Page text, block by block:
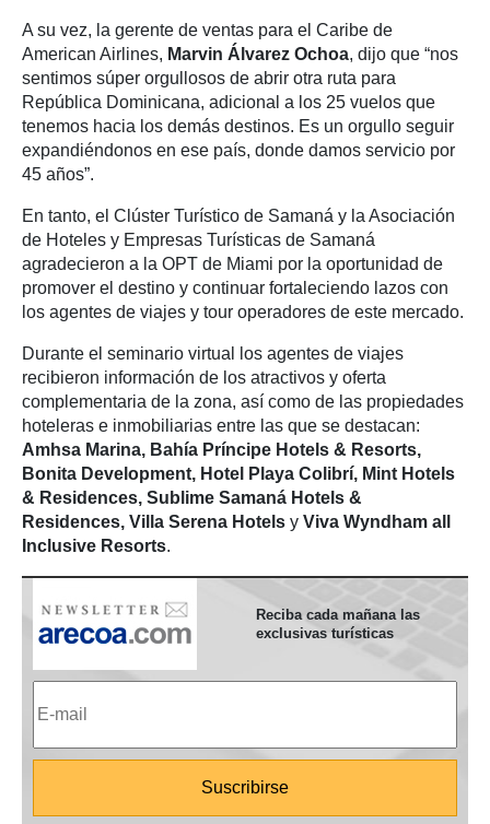
A su vez, la gerente de ventas para el Caribe de
American Airlines, Marvin Álvarez Ochoa, dijo que “nos
sentimos súper orgullosos de abrir otra ruta para
República Dominicana, adicional a los 25 vuelos que
tenemos hacia los demás destinos. Es un orgullo seguir
expandiéndonos en ese país, donde damos servicio por
45 años”.
En tanto, el Clúster Turístico de Samaná y la Asociación
de Hoteles y Empresas Turísticas de Samaná
agradecieron a la OPT de Miami por la oportunidad de
promover el destino y continuar fortaleciendo lazos con
los agentes de viajes y tour operadores de este mercado.
Durante el seminario virtual los agentes de viajes
recibieron información de los atractivos y oferta
complementaria de la zona, así como de las propiedades
hoteleras e inmobiliarias entre las que se destacan:
Amhsa Marina, Bahía Príncipe Hotels & Resorts,
Bonita Development, Hotel Playa Colibrí, Mint Hotels
& Residences, Sublime Samaná Hotels &
Residences, Villa Serena Hotels y Viva Wyndham all
Inclusive Resorts.
Reciba cada mañana las
exclusivas turísticas